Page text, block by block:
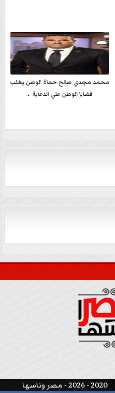
محمد مجدي صالح حماة الوطن يغلب
قضايا الوطن علي الدعاية ...